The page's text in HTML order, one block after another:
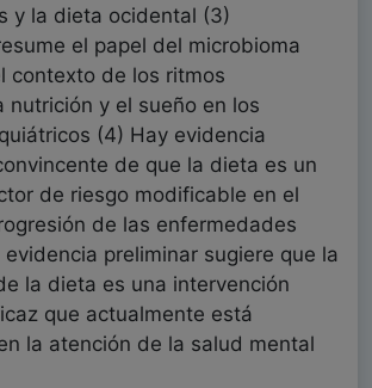
y la dieta ocidental (3)
el papel del microbioma
contexto de los ritmos
nutrición y el sueño en los
(4) Hay evidencia
de que la dieta es un
de riesgo modificable en el
de las enfermedades
preliminar sugiere que la
la dieta es una intervención
que actualmente está
la atención de la salud mental